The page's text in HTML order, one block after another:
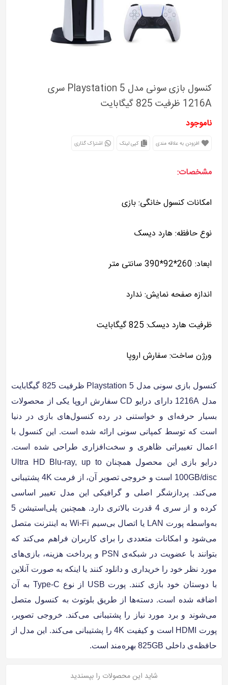
کنسول بازی سونی مدل Playstation 5 سری
1216A ظرفیت 825 گیگابایت
ناموجود
افزودن به علاقه مندی کپی لینک اشتراک گذاری
مشخصات:
امکانات کنسول خانگی: بازی
نوع حافظه: هارد دیسک
ابعاد: 260*92*390 سانتی متر
اندازه صفحه نمایش: ندارد
ظرفیت هارد دیسک: 825 گیگابایت
ورژن ساخت: سفارش اروپا
کنسول بازی سونی مدل Playstation 5 ظرفیت 825 گیگابایت
مدل 1216A دارای درایو CD سفارش اروپا یکی از محصولات
بسیار حرفه‌ای و خواستنی در رده کنسول‌های بازی در دنیا
است که توسط کمپانی سونی ارائه شده است. این کنسول با
اعمال تغییراتی ظاهری و سخت‌افزاری طراحی شده است.
درایو بازی این محصول همچنان Ultra HD Blu-ray, up to
100GB/disc است و خروجی تصویر آن، از فرمت 4K پشتیبانی
می‌کند. پردازشگر اصلی و گرافیکی این مدل تغییر اساسی
کرده و از سری 4 قدرت بالاتری دارد. همچنین پلی‌استیشن 5
به‌واسطه پورت LAN یا اتصال بی‌سیم Wi-Fi به اینترنت متصل
می‌شود و امکانات متعددی را برای کاربران فراهم می‌کند که
بتوانند با عضویت در شبکه‌ی PSN و پرداخت هزینه، بازی‌های
مورد نظر خود را خریداری و دانلود کنند یا اینکه به صورت آنلاین
با دوستان خود بازی کنند. پورت‌ USB از نوع Type-C به آن
اضافه شده است. دسته‌ها از طریق بلوتوث به کنسول متصل
می‌شوند و برد مورد نیاز را پشتیبانی می‌کند. خروجی تصویر،
پورت HDMI است و کیفیت 4K را پشتیبانی می‌کند. این مدل از
حافظه‌ی داخلی 825GB بهره‌مند است.
شاید این محصولات را بپسندید